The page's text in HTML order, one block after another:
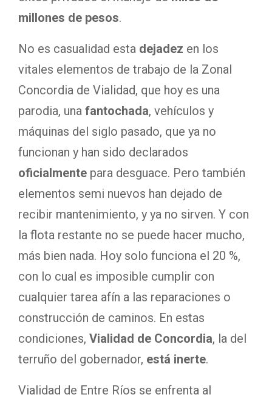
millones de pesos.
No es casualidad esta dejadez en los
vitales elementos de trabajo de la Zonal
Concordia de Vialidad, que hoy es una
parodia, una fantochada, vehículos y
máquinas del siglo pasado, que ya no
funcionan y han sido declarados
oficialmente para desguace. Pero también
elementos semi nuevos han dejado de
recibir mantenimiento, y ya no sirven. Y con
la flota restante no se puede hacer mucho,
más bien nada. Hoy solo funciona el 20 %,
con lo cual es imposible cumplir con
cualquier tarea afín a las reparaciones o
construcción de caminos. En estas
condiciones, Vialidad de Concordia, la del
terruño del gobernador, está inerte.
Vialidad de Entre Ríos se enfrenta al